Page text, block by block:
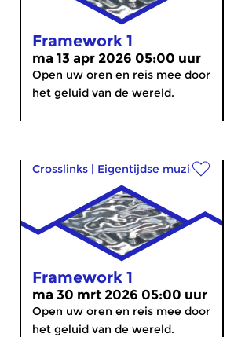
Framework 1
ma 13 apr 2026 05:00 uur
Open uw oren en reis mee door
het geluid van de wereld.
Crosslinks | Eigentijdse muziek
Framework 1
ma 30 mrt 2026 05:00 uur
Open uw oren en reis mee door
het geluid van de wereld.